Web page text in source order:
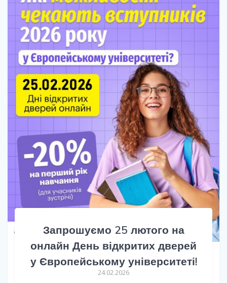
Запрошуємо 25 лютого на
онлайн День відкритих дверей
у Європейському університеті!
24.02.2026